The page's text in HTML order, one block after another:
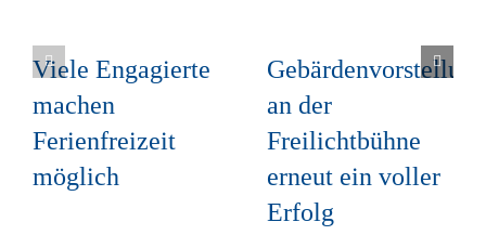
Viele Engagierte
machen
Ferienfreizeit
möglich
an der
Freilichtbühne
erneut ein voller
Erfolg